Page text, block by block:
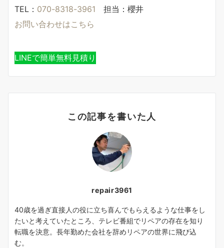
TEL： 070-8318-3961 担当：櫻井
お問い合わせはこちら
LINEで簡単無料見積り
この記事を書いた人
repair3961
40歳を過ぎ直接人の役に立ち喜んでもらえるような仕事をし
たいと考えていたところ、テレビ番組でリペアの存在を知り
転職を決意。長年勤めた会社を辞めリペアの世界に飛び込
む。